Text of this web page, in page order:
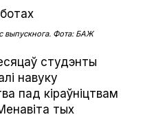
выпускнога. Фота: БАЖ
студэнты
навуку
пад кіраўніцтвам
тых